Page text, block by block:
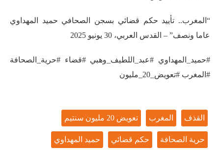
“المغرب.. تأييد حكم قضائي بسجن الصحافي حميد المهداوي
عاما ونصف” – القدس العربي، 30 يونيو 2025
#حميد_المهداوي #عبد_اللطيف_وهبي #قضاء #حرية_الصحافة
#المغرب #تعويض_20_مليون
القذف المغرب تعويض 20 مليون سنتيم
حرية الصحافة حكم قضائي حميد المهداوي